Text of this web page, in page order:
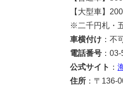
【大型車】
※二千円札・
車横付け ：不
電話番号 ：
公式サイト ：
住所 ：〒136-